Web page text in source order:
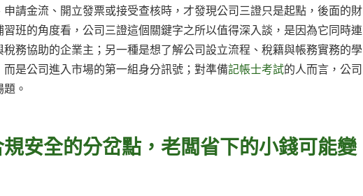
請金流、開立發票或接受查核時，才發現公司三證只是起點，後面的財
班的角度看，公司三證這個關鍵字之所以值得深入談，是因為它同時連
稅務協助的企業主；另一種是想了解公司設立流程、稅籍與帳務實務的學
是公司進入市場的第一組身分訊號；對準備記帳士考試的人而言，公司
。
安全的分岔點，老闆省下的小錢可能變